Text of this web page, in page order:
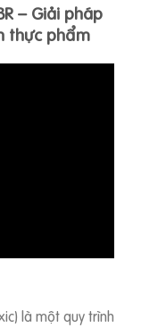
– Giải pháp
thực phẩm
là một quy trình